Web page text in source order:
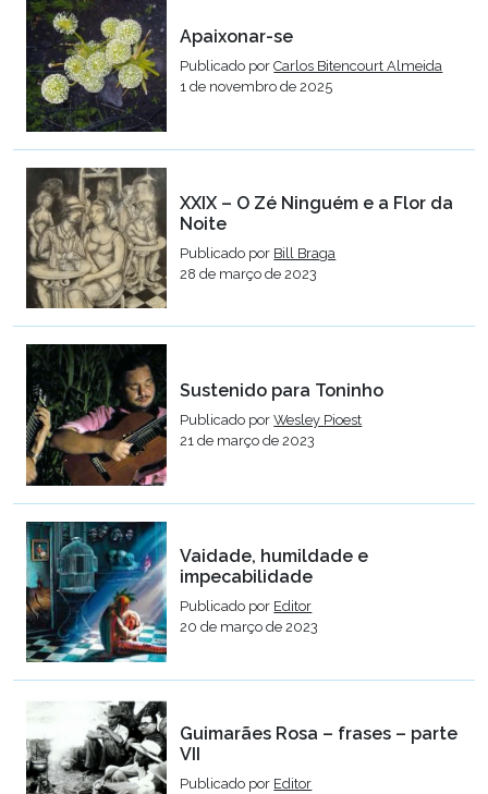
Apaixonar-se
Publicado porCarlos Bitencourt Almeida
1 de novembro de 2025
XXIX – O Zé Ninguém e a Flor da
Noite
Publicado por Bill Braga
28 de março de 2023
Sustenido para Toninho
Publicado porWesley Pioest
21 de março de 2023
Vaidade, humildade e
impecabilidade
Publicado por Editor
20 de março de 2023
Guimarães Rosa – frases – parte
VII
Publicado por Editor